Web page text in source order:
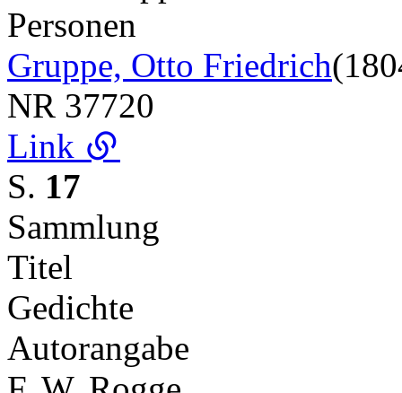
Personen
Gruppe, Otto Friedrich
NR 37720
Link
S. 17
Sammlung
Titel
Gedichte
Autorangabe